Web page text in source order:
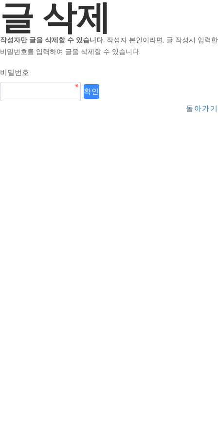
글 삭제
작성자만 글을 삭제할 수 있습니다. 작성자 본인이라면, 글 작성시 입력한
비밀번호를 입력하여 글을 삭제할 수 있습니다.
비밀번호
돌아가기